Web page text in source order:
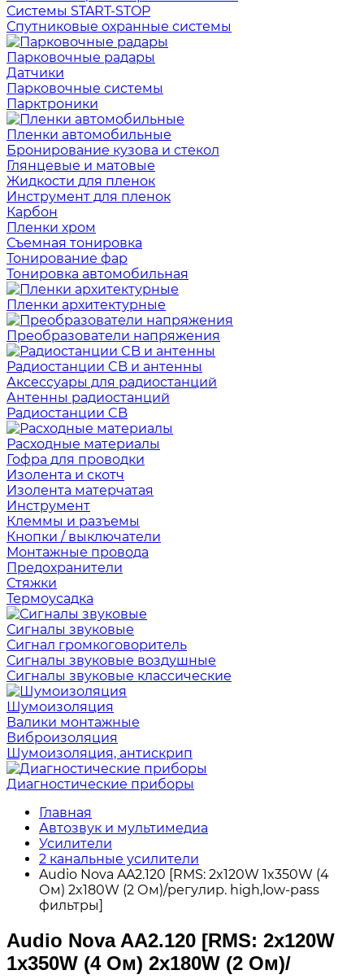
Системы START-STOP
Спутниковые охранные системы
Парковочные радары
Датчики
Парковочные системы
Парктроники
Пленки автомобильные
Бронирование кузова и стекол
Глянцевые и матовые
Жидкости для пленок
Инструмент для пленок
Карбон
Пленки хром
Съемная тонировка
Тонирование фар
Тонировка автомобильная
Пленки архитектурные
Преобразователи напряжения
Радиостанции CB и антенны
Аксессуары для радиостанций
Антенны радиостанций
Радиостанции CB
Расходные материалы
Гофра для проводки
Изолента и скотч
Изолента матерчатая
Инструмент
Клеммы и разъемы
Кнопки / выключатели
Монтажные провода
Предохранители
Стяжки
Термоусадка
Сигналы звуковые
Сигнал громкоговоритель
Сигналы звуковые воздушные
Сигналы звуковые классические
Шумоизоляция
Валики монтажные
Виброизоляция
Шумоизоляция, антискрип
Диагностические приборы
Главная
Автозвук и мультимедиа
Усилители
2 канальные усилители
Audio Nova AA2.120 [RMS: 2x120W 1x350W (4
Ом) 2x180W (2 Ом)/регулир. high,low-pass
фильтры]
Audio Nova AA2.120 [RMS: 2x120W
1x350W (4 Ом) 2x180W (2 Ом)/